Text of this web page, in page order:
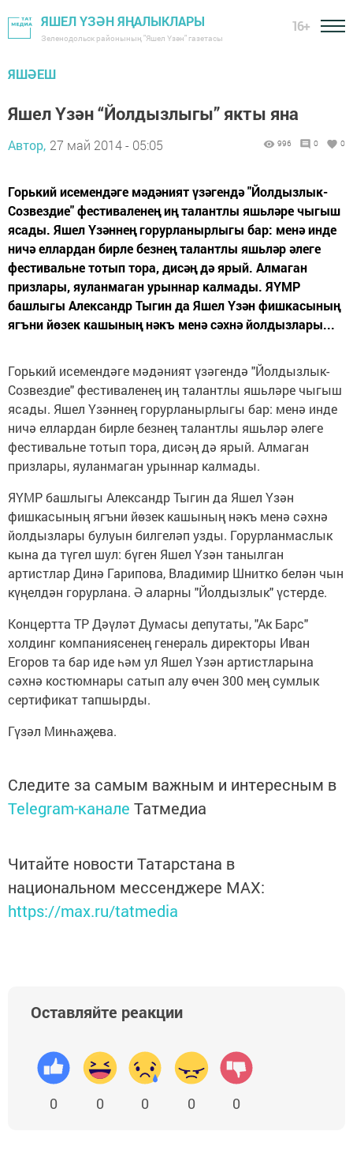
ЯШЕЛ ҮЗӘН ЯҢАЛЫКЛАРЫ
Зеленодольск районының "Яшел Үзән" газетасы
16+
ЯШӘЕШ
Яшел Үзән “Йолдызлыгы” якты яна
Автор, 27 май 2014 - 05:05 996 0 0
Горький исемендәге мәдәният үзәгендә "Йолдызлык-
Созвездие" фестиваленең иң талантлы яшьләре чыгыш
ясады. Яшел Үзәннең горурланырлыгы бар: менә инде
ничә еллардан бирле безнең талантлы яшьләр әлеге
фестивальне тотып тора, дисәң дә ярый. Алмаган
призлары, яуланмаган урыннар калмады. ЯҮМР
башлыгы Александр Тыгин да Яшел Үзән фишкасының
ягъни йөзек кашының нәкъ менә сәхнә йолдызлары...
Горький исемендәге мәдәният үзәгендә "Йолдызлык-
Созвездие" фестиваленең иң талантлы яшьләре чыгыш
ясады. Яшел Үзәннең горурланырлыгы бар: менә инде
ничә еллардан бирле безнең талантлы яшьләр әлеге
фестивальне тотып тора, дисәң дә ярый. Алмаган
призлары, яуланмаган урыннар калмады.
ЯҮМР башлыгы Александр Тыгин да Яшел Үзән
фишкасының ягъни йөзек кашының нәкъ менә сәхнә
йолдызлары булуын билгеләп узды. Горурланмаслык
кына да түгел шул: бүген Яшел Үзән танылган
артистлар Динә Гарипова, Владимир Шнитко белән чын
күңелдән горурлана. Ә аларны "Йолдызлык" үстерде.
Концертта ТР Дәүләт Думасы депутаты, "Ак Барс"
холдинг компаниясенең генераль директоры Иван
Егоров та бар иде һәм ул Яшел Үзән артистларына
сәхнә костюмнары сатып алу өчен 300 мең сумлык
сертификат тапшырды.
Гүзәл Минһаҗева.
Следите за самым важным и интересным в
Telegram-канале Татмедиа
Читайте новости Татарстана в
национальном мессенджере MАХ:
https://max.ru/tatmedia
Оставляйте реакции
0 0 0 0 0